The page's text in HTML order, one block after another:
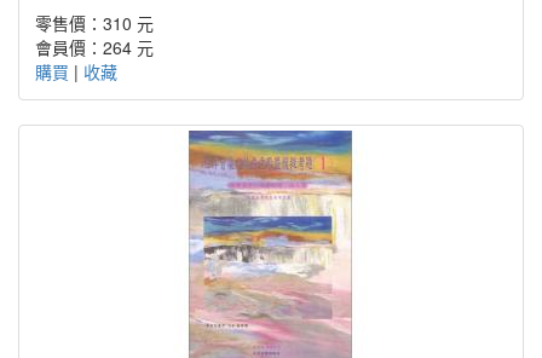
零售價：310 元
會員價：264 元
購買 | 收藏